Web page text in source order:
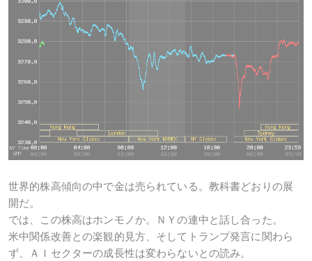
世界的株高傾向の中で金は売られている。教科書どおりの展
開だ。
では、この株高はホンモノか。ＮＹの連中と話し合った。
米中関係改善との楽観的見方、そしてトランプ発言に関わら
ず、ＡＩセクターの成長性は変わらないとの読み。